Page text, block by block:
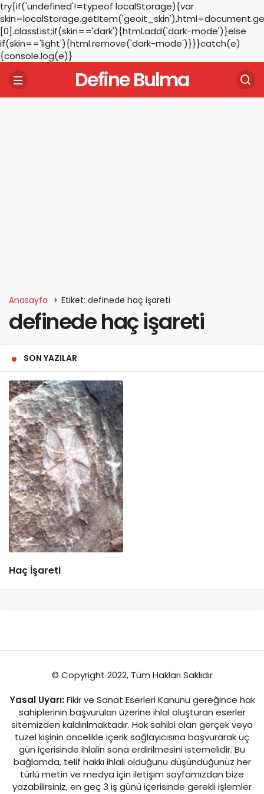
try{if('undefined'!=typeof localStorage){var
[0].classList;if(skin=='dark'){html.add('dark-mode')}else
if(skin=='light'){html.remove('dark-mode')}}}catch(e)
{console.log(e)}
Define Bulma
Anasayfa Etiket: definede haç işareti
definede haç işareti
SON YAZILAR
Haç İşareti
© Copyright 2022, Tüm Hakları Saklıdır
Yasal Uyarı:Fikir ve Sanat Eserleri Kanunu gereğince hak
sahiplerinin başvuruları üzerine ihlal oluşturan eserler
sitemizden kaldırılmaktadır. Hak sahibi olan gerçek veya
tüzel kişinin öncelikle içerik sağlayıcısına başvurarak üç
gün içerisinde ihlalin sona erdirilmesini istemelidir. Bu
bağlamda, telif hakkı ihlali olduğunu düşündüğünüz her
türlü metin ve medya için iletişim sayfamızdan bize
yazabilirsiniz, en geç 3 iş günü içerisinde gerekli işlemler